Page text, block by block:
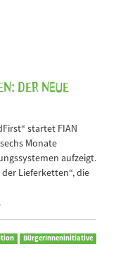
Der neue
startet FIAN
Monate
aufzeigt.
Lieferketten“, die
BürgerInneninitiative